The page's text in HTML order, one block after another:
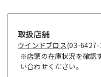
取扱店舗
ウインドブロス(03-
※店頭の在庫状況を確認
い合わせください。